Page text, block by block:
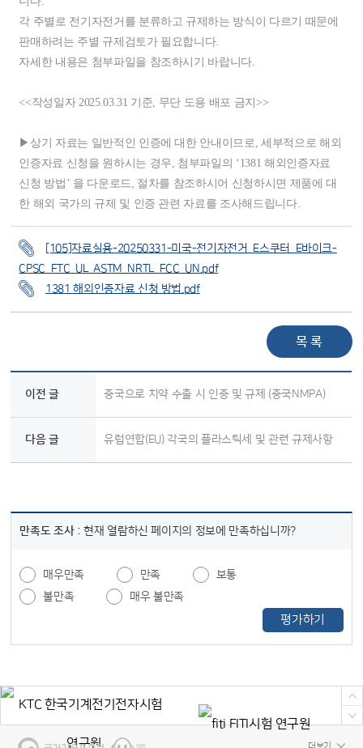
각 주별로 전기자전거를 분류하고 규제하는 방식이 다르기 때문에
판매하려는 주별 규제검토가 필요합니다.
자세한 내용은 첨부파일을 참조하시기 바랍니다.
<<작성일자 2025.03.31 기준, 무단 도용 배포 금지>>
▶상기 자료는 일반적인 인증에 대한 안내이므로, 세부적으로 해외
인증자료 신청을 원하시는 경우, 첨부파일의 ‘1381 해외인증자료
신청 방법’ 을 다운로드, 절차를 참조하시어 신청하시면 제품에 대
한 해외 국가의 규제 및 인증 관련 자료를 조사해드립니다.
[105]자료실용-20250331-미국-전기자전거_E스쿠터_E바이크-
CPSC_FTC_UL_ASTM_NRTL_FCC_UN.pdf
1381 해외인증자료 신청 방법.pdf
목 록
이전 글 중국으로 치약 수출 시 인증 및 규제 (중국NMPA)
다음 글 유럽연합(EU) 각국의 플라스틱세 및 관련 규제사항
만족도 조사 :현재 열람하신 페이지의 정보에 만족하십니까?
매우만족 만족
보통
불만족
매우 불만족
평가하기